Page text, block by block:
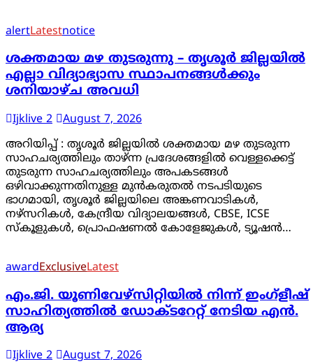
alertLatestnotice
ശക്തമായ മഴ തുടരുന്നു – തൃശൂർ ജില്ലയിൽ
എല്ലാ വിദ്യാഭ്യാസ സ്ഥാപനങ്ങൾക്കും
ശനിയാഴ്ച അവധി
Ijklive 2
August 7, 2026
അറിയിപ്പ് : തൃശൂർ ജില്ലയിൽ ശക്തമായ മഴ തുടരുന്ന
സാഹചര്യത്തിലും താഴ്ന്ന പ്രദേശങ്ങളിൽ വെള്ളക്കെട്ട്
തുടരുന്ന സാഹചര്യത്തിലും അപകടങ്ങൾ
ഒഴിവാക്കുന്നതിനുള്ള മുൻകരുതൽ നടപടിയുടെ
ഭാഗമായി, തൃശൂർ ജില്ലയിലെ അങ്കണവാടികൾ,
നഴ്സറികൾ, കേന്ദ്രീയ വിദ്യാലയങ്ങൾ, CBSE, ICSE
സ്കൂളുകൾ, പ്രൊഫഷണൽ കോളേജുകൾ, ട്യൂഷൻ…
awardExclusiveLatest
എം.ജി. യൂണിവേഴ്‌സിറ്റിയിൽ നിന്ന് ഇംഗ്ളീഷ്
സാഹിത്യത്തിൽ ഡോക്ടറേറ്റ് നേടിയ എൻ.
ആര്യ
Ijklive 2
August 7, 2026